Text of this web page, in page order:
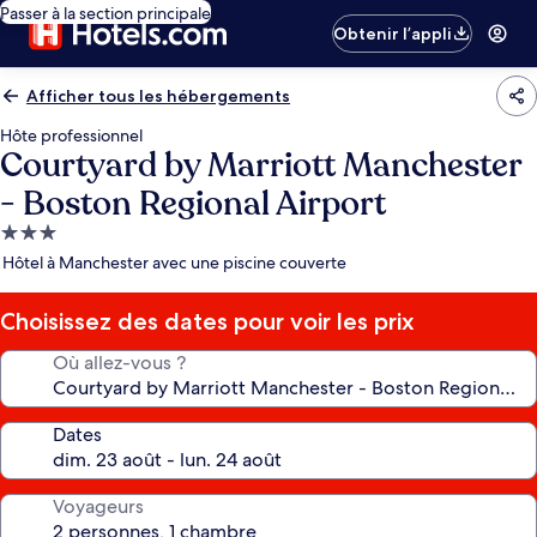
Passer à la section principale
Obtenir l’appli
Afficher tous les hébergements
Hôte professionnel
Courtyard by Marriott Manchester
- Boston Regional Airport
Hébergement
3.0 étoiles
Hôtel à Manchester avec une piscine couverte
Choisissez des dates pour voir les prix
Où allez-vous ?
Dates
Voyageurs